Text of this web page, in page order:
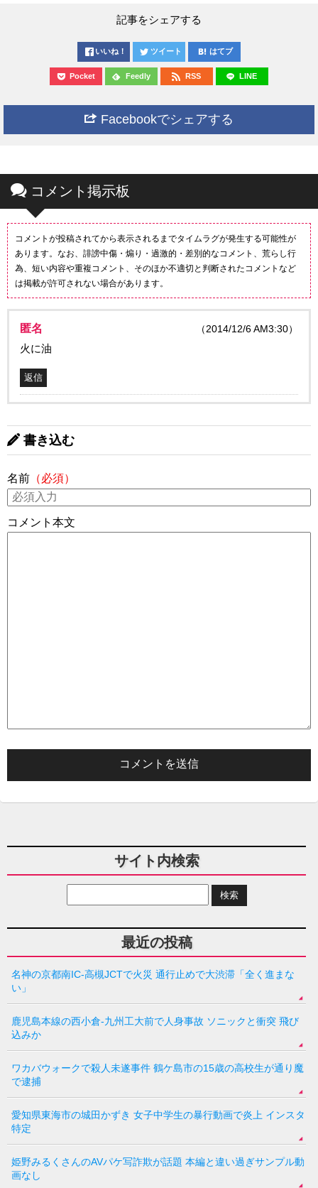
記事をシェアする
いいね！ ツイート はてブ
Pocket Feedly RSS LINE
Facebookでシェアする
コメント掲示板
コメントが投稿されてから表示されるまでタイムラグが発生する可能性が
あります。なお、誹謗中傷・煽り・過激的・差別的なコメント、荒らし行
為、短い内容や重複コメント、そのほか不適切と判断されたコメントなど
は掲載が許可されない場合があります。
匿名 （2014/12/6 AM3:30）
火に油
返信
書き込む
名前 （必須）
コメント本文
サイト内検索
最近の投稿
名神の京都南IC-高槻JCTで火災 通行止めで大渋滞「全く進まな
い」
鹿児島本線の西小倉-九州工大前で人身事故 ソニックと衝突 飛び
込みか
ワカバウォークで殺人未遂事件 鶴ケ島市の15歳の高校生が通り魔
で逮捕
愛知県東海市の城田かずき 女子中学生の暴行動画で炎上 インスタ
特定
姫野みるくさんのAVパケ写詐欺が話題 本編と違い過ぎサンプル動
画なし